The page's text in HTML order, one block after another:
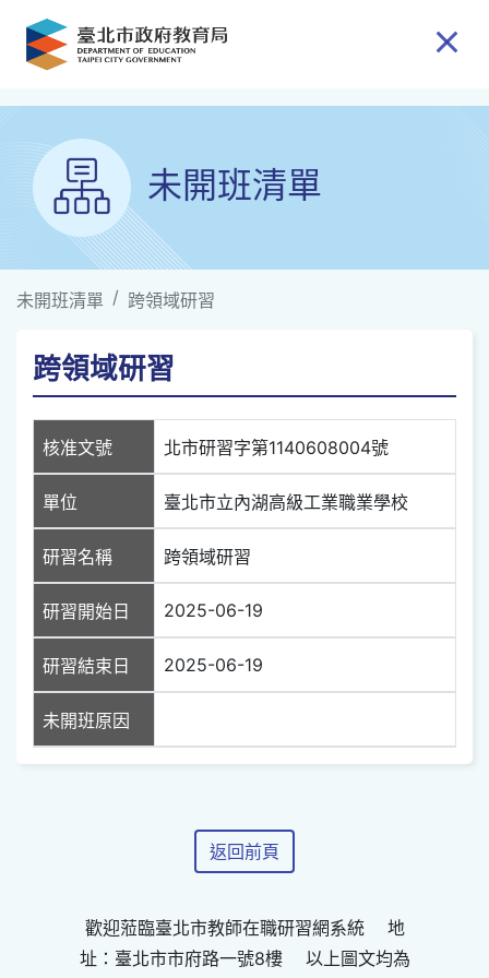
跳到主要內容
未開班清單
未開班清單 跨領域研習
跨領域研習
核准文號 北市研習字第1140608004號
單位 臺北市立內湖高級工業職業學校
研習名稱 跨領域研習
研習開始日 2025-06-19
研習結束日 2025-06-19
未開班原因
返回前頁
歡迎蒞臨臺北市教師在職研習網系統 地
址：臺北市市府路一號8樓 以上圖文均為